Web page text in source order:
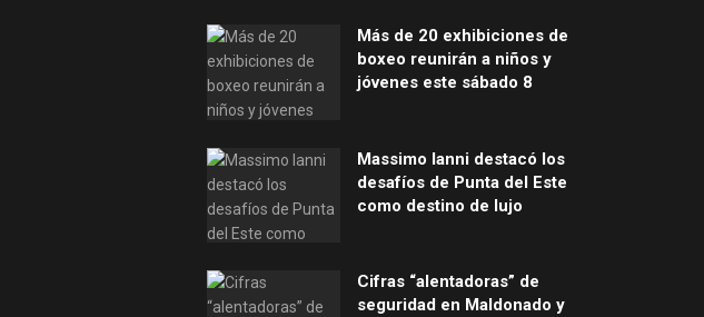
Más de 20 exhibiciones de
boxeo reunirán a niños y
jóvenes este sábado 8
Massimo Ianni destacó los
desafíos de Punta del Este
como destino de lujo
Cifras “alentadoras” de
seguridad en Maldonado y